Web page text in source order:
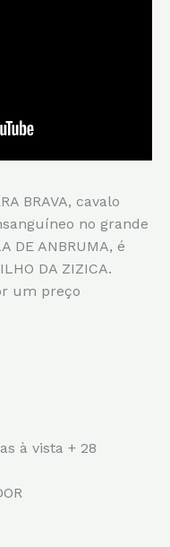
BRAVA, cavalo
no grande
DE ANBRUMA, é
DA ZIZICA.
um preço
à vista + 28